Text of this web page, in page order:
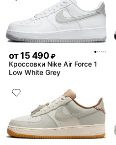
от15 490 ₽
Кроссовки Nike Air Force 1
Low White Grey